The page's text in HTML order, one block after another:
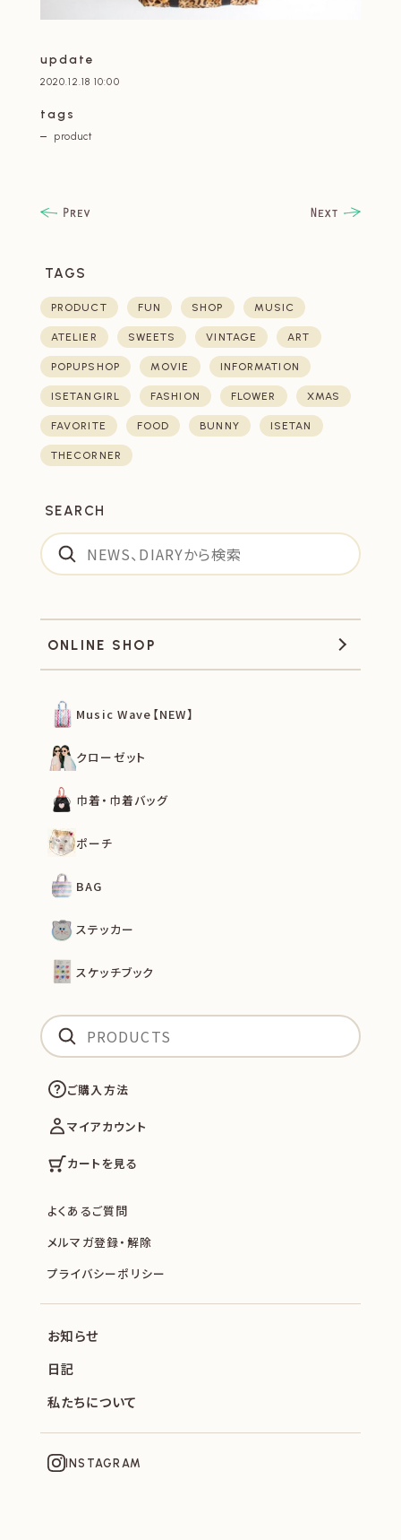
update
2020.12.18 10:00
tags
product
TAGS
PRODUCT FUN SHOP MUSIC
ATELIER SWEETS VINTAGE ART
POPUPSHOP MOVIE INFORMATION
ISETANGIRL FASHION FLOWER XMAS
FAVORITE FOOD BUNNY ISETAN
THECORNER
SEARCH
ONLINE SHOP
Music Wave【NEW】
クローゼット
巾着・巾着バッグ
ポーチ
BAG
ステッカー
スケッチブック
ご購入方法
マイアカウント
カートを見る
よくあるご質問
メルマガ登録・解除
プライバシーポリシー
お知らせ
日記
私たちについて
INSTAGRAM